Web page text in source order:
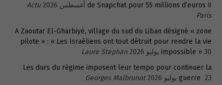
de Snapchat pour 55 millions d’euros 8 أغسطس 2026
Actu
Paris
A Zaoutar El-Gharbiyé, village du sud du Liban désigné « zone
pilote » : « Les Israéliens ont tout détruit pour rendre la vie
impossible » 30 يوليو 2026
Laure Stephan
Les durs du régime imposent leur tempo pour continuer la
guerre 23 يوليو 2026 Georges Malbrunot